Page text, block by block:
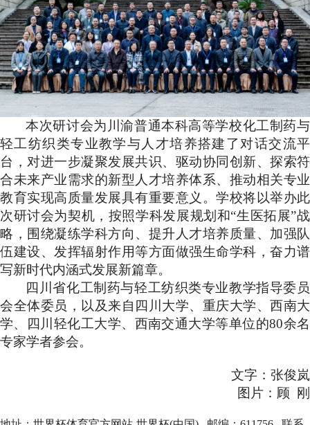
本次研讨会为川渝普通本科高等学校化工制药与
轻工纺织类专业教学与人才培养搭建了对话交流平
台，对进一步凝聚发展共识、驱动协同创新、探索符
合未来产业需求的新型人才培养体系、推动相关专业
教育实现高质量发展具有重要意义。学校将以举办此
次研讨会为契机，按照学科发展规划和“生医拓展”战
略，围绕凝练学科方向、提升人才培养质量、加强队
伍建设、发挥辐射作用等方面做强生命学科，奋力谱
写新时代内涵式发展新篇章。
四川省化工制药与轻工纺织类专业教学指导委员
会全体委员，以及来自四川大学、重庆大学、西南大
学、四川轻化工大学、西南交通大学等单位的80余名
专家学者参会。
文字：张俊岚
图片：顾 刚